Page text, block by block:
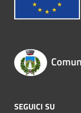
SEGUICI SU